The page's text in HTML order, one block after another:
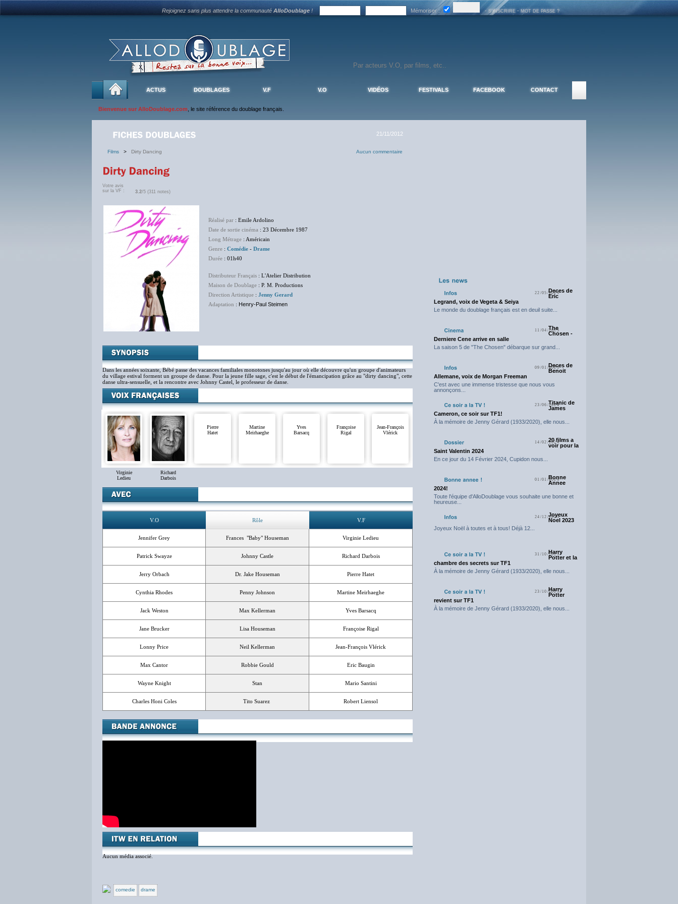
Rejoignez sans plus attendre la communautéAlloDoublage ! Mémoriser : -S'INSCRIRE -MOT DE PASSE ?
ACTUS DOUBLAGES V.F V.O VIDÉOS FESTIVALS FACEBOOK CONTACT
Bienvenue sur AlloDoublage.com , le site référence du doublage français.
21/11/2012
Films > Dirty Dancing Aucun commentaire
Votre avis
sur la VF :
3.2/5 (311 notes)
Réalisé par : Emile Ardolino
Date de sortie cinéma : 23 Décembre 1987
Long Métrage : Américain
Genre : Comédie - Drame
Durée : 01h40
Distributeur Français : L'Atelier Distribution
Maison de Doublage : P. M. Productions
Direction Artistique : Jenny Gerard
Adaptation : Henry-Paul Steimen
Dans les années soixante, Bébé passe des vacances familiales monotones jusqu'au jour où elle découvre qu'un groupe d'animateurs
du village estival forment un groupe de danse. Pour la jeune fille sage, c'est le début de l'émancipation grâce au "dirty dancing", cette
danse ultra-sensuelle, et la rencontre avec Johnny Castel, le professeur de danse.
Virginie
Ledieu
Richard
Darbois
Pierre
Hatet
Martine
Meirhaeghe
Yves
Barsacq
Françoise
Rigal
Jean-François
Vlérick
V.O Rôle V.F
Jennifer Grey Frances "Baby" Houseman Virginie Ledieu
Patrick Swayze Johnny Castle Richard Darbois
Jerry Orbach Dr. Jake Houseman Pierre Hatet
Cynthia Rhodes Penny Johnson Martine Meirhaeghe
Jack Weston Max Kellerman Yves Barsacq
Jane Brucker Lisa Houseman Françoise Rigal
Lonny Price Neil Kellerman Jean-François Vlérick
Max Cantor Robbie Gould Eric Baugin
Wayne Knight Stan Mario Santini
Charles Honi Coles Tito Suarez Robert Liensol
Aucun média associé.
comedie drame
22/05/2025Deces de
Eric
Legrand, voix de Vegeta & Seiya
Le monde du doublage français est en deuil suite...
11/04/2025
The
Chosen -
Derniere Cene arrive en salle
La saison 5 de "The Chosen" débarque sur grand...
09/01/2025Deces de
Benoit
Allemane, voix de Morgan Freeman
C'est avec une immense tristesse que nous vous
annonçons...
23/06/2024Titanic de
James
Cameron, ce soir sur TF1!
À la mémoire de Jenny Gérard (1933/2020), elle nous...
14/02/202420 films a
voir pour la
Saint Valentin 2024
En ce jour du 14 Février 2024, Cupidon nous...
01/01/2024
Bonne
Annee
2024!
Toute l'équipe d'AlloDoublage vous souhaite une bonne et
heureuse...
24/12/2023
Joyeux
Noel 2023
Joyeux Noël à toutes et à tous! Déjà 12...
31/10/2023
Harry
Potter et la
chambre des secrets sur TF1
À la mémoire de Jenny Gérard (1933/2020), elle nous...
23/10/2023
Harry
Potter
revient sur TF1
À la mémoire de Jenny Gérard (1933/2020), elle nous...